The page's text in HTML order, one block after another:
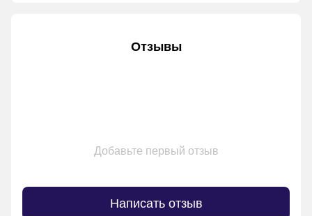
Отзывы
Добавьте первый отзыв
Написать отзыв